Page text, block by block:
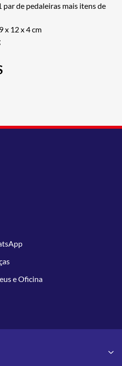
de pedaleiras mais itens de
x 12 x 4 cm
e Oficina